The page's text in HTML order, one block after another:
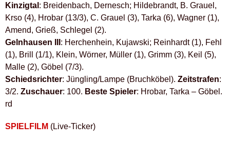
Kinzigtal : Breidenbach, Dernesch; Hildebrandt, B. Grauel,
Krso (4), Hrobar (13/3), C. Grauel (3), Tarka (6), Wagner (1),
Amend, Grieß, Schlegel (2).
Gelnhausen III : Herchenhein, Kujawski; Reinhardt (1), Fehl
(1), Brill (1/1), Klein, Wörner, Müller (1), Grimm (3), Keil (5),
Malle (2), Göbel (7/3).
Schiedsrichter: Jüngling/Lampe (Bruchköbel). Zeitstrafen:
3/2. Zuschauer: 100. Beste Spieler: Hrobar, Tarka – Göbel.
rd
SPIELFILM (Live-Ticker)